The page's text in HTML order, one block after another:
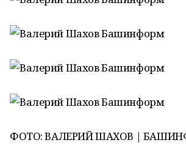
ФОТО: ВАЛЕРИЙ ШАХОВ |